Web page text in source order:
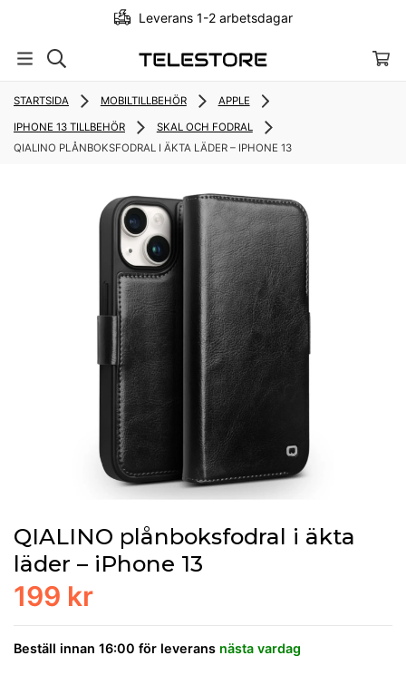
Leverans 1-2 arbetsdagar
STARTSIDA MOBILTILLBEHÖR APPLE
IPHONE 13 TILLBEHÖR
SKAL OCH FODRAL
QIALINO PLÅNBOKSFODRAL I ÄKTA LÄDER – IPHONE 13
QIALINO plånboksfodral i äkta
läder – iPhone 13
199 kr
Beställ innan 16:00 för leverans nästa vardag